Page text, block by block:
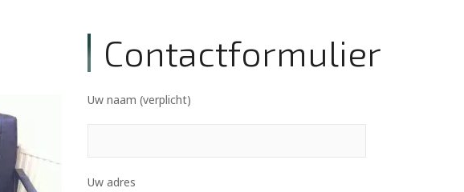
Contactformulier
Uw naam (verplicht)
Uw adres